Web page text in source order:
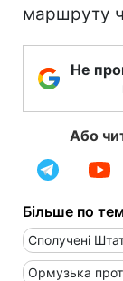
маршруту
Не
Або
Більше по
Сполучені
Ормузька